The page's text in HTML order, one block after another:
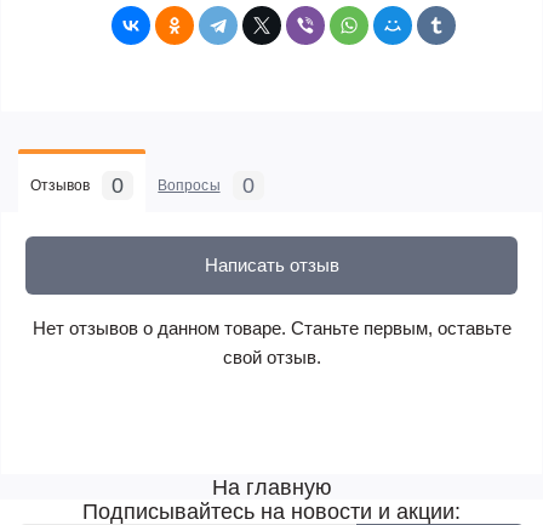
Отзывов 0 Вопросы 0
Написать отзыв
Нет отзывов о данном товаре. Станьте первым, оставьте
свой отзыв.
На главную
Подписывайтесь на новости и акции: